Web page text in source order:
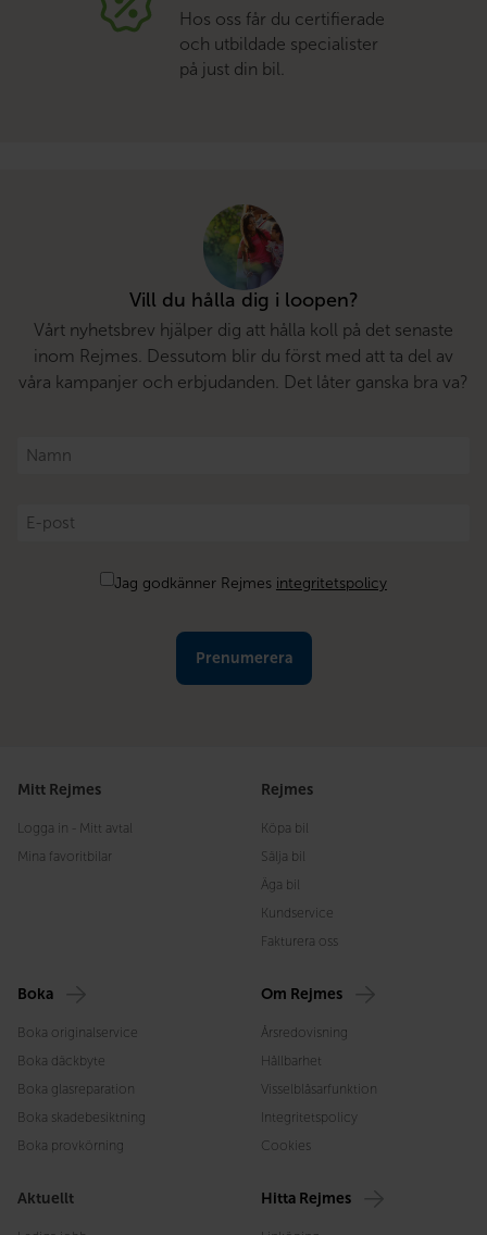
Hos oss får du certifierade
och utbildade specialister
på just din bil.
Vill du hålla dig i loopen?
Vårt nyhetsbrev hjälper dig att hålla koll på det senaste
inom Rejmes. Dessutom blir du först med att ta del av
våra kampanjer och erbjudanden. Det låter ganska bra va?
Namn
E-
post
Jag godkänner Rejmes integritetspolicy
Mitt Rejmes
Logga in - Mitt avtal
Mina favoritbilar
Rejmes
Köpa bil
Sälja bil
Äga bil
Kundservice
Fakturera oss
Boka
Boka originalservice
Boka däckbyte
Boka glasreparation
Boka skadebesiktning
Boka provkörning
Om Rejmes
Årsredovisning
Hållbarhet
Visselblåsarfunktion
Integritetspolicy
Cookies
Aktuellt Hitta Rejmes